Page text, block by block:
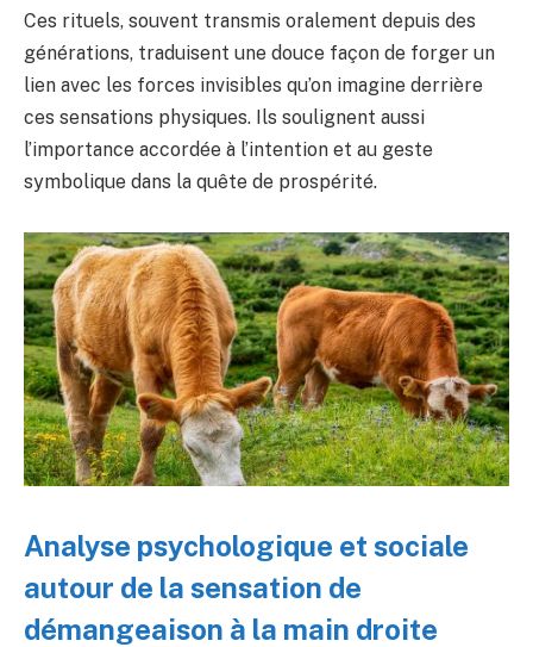
Ces rituels, souvent transmis oralement depuis des
générations, traduisent une douce façon de forger un
lien avec les forces invisibles qu’on imagine derrière
ces sensations physiques. Ils soulignent aussi
l’importance accordée à l’intention et au geste
symbolique dans la quête de prospérité.
Analyse psychologique et sociale
autour de la sensation de
démangeaison à la main droite